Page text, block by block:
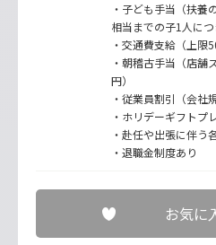
・子ども手当（扶養
相当までの子1人に
・交通費支給（上限
・朝稽古手当（店
円）
・従業員割引（会社
・ホリデーギフトプ
・赴任や出張に伴う
・退職金制度あり
お気に